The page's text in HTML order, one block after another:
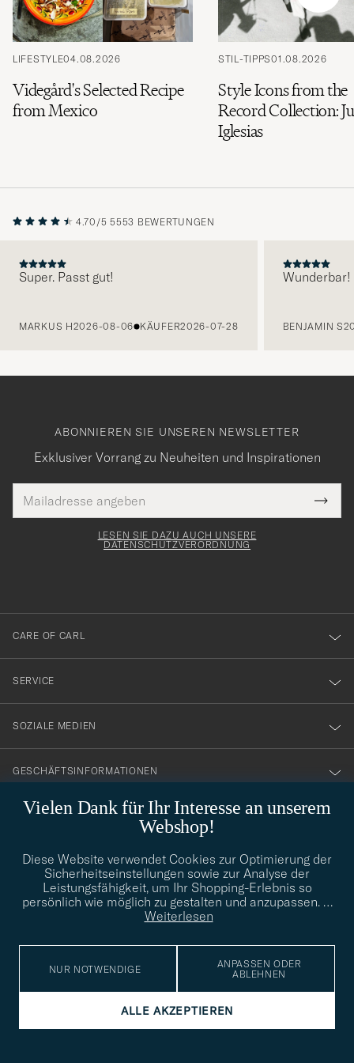
Ihrem
Stil
LIFESTYLE04.08.2026
Videgård's Selected Recipe
from Mexico
STIL-TIPPS01.08.2026
Style Icons from the
Record Collection:
Iglesias
4.70/5 5553 BEWERTUNGEN
Super. Passt gut!
MARKUS H2026-08-06 KÄUFER2026-07-28
Wunderbar!
BENJAMIN S
Vielen Dank für Ihr Interesse an unserem
Webshop!
Diese Website verwendet Cookies zur Optimierung der
Sicherheitseinstellungen sowie zur Analyse der
Leistungsfähigkeit, um Ihr Shopping-Erlebnis so
persönlich wie möglich zu gestalten und anzupassen. …
Weiterlesen
NUR NOTWENDIGE
ANPASSEN ODER
ABLEHNEN
ALLE AKZEPTIEREN
ABONNIEREN SIE UNSEREN NEWSLETTER
Exklusiver Vorrang zu Neuheiten und Inspirationen
Mail
Adresse
Tack
för
dig
till
vårt
nyhetsbrev!
LESEN SIE DAZU AUCH UNSERE
DATENSCHUTZVERORDNUNG
CARE OF CARL
SERVICE
SOZIALE MEDIEN
GESCHÄFTSINFORMATIONEN
info@careofcarl.de
Benötigen Sie Hilfe bei der Suche nach Ihrem persönlichen Stil?
Wenden Sie sich an uns, wir helfen Ihnen gerne weiter!
STILBERATUNG